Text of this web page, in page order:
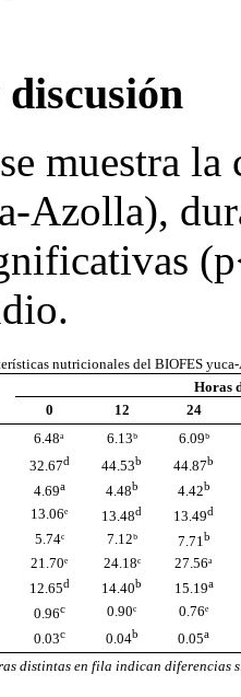
muestra
Azolla),
nutricionales del BIOFES
Horas
0
12
24
6.48ᵃ 6.13ᵇ
6.09ᵇ
32.67d 44.53b 44.87b
4.69a 4.48b 4.42b
13.06ᵉ 13.48d 13.49d
5.74ᶜ 7.12ᵇ 7.71b
21.70ᵉ 24.18ᶜ
27.56ᵃ
12.65d 14.40b 15.19a
0.96c 0.90ᶜ
0.76ᵉ
0.03c 0.04b 0.05a
distintas en fila indican diferencias